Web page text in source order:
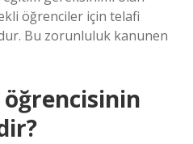
öğrenciler için telafi
Bu zorunluluk kanunen